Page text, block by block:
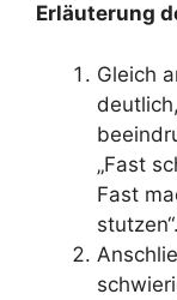
Erläuterung
Gleich
„Fast
Fast
stutzen“.